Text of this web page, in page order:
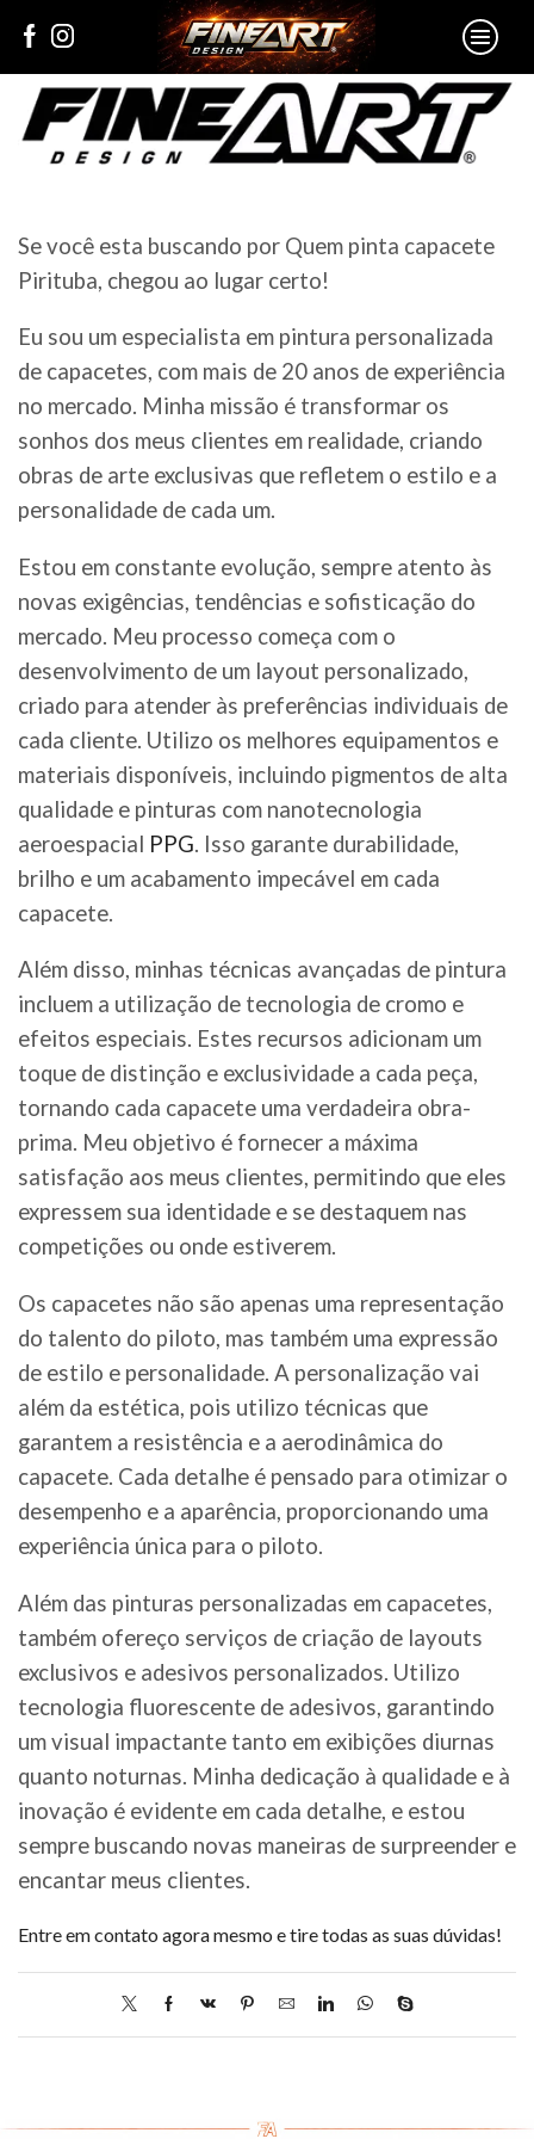
Se você esta buscando por Quem pinta capacete
Pirituba, chegou ao lugar certo!
Eu sou um especialista em pintura personalizada
de capacetes, com mais de 20 anos de experiência
no mercado. Minha missão é transformar os
sonhos dos meus clientes em realidade, criando
obras de arte exclusivas que refletem o estilo e a
personalidade de cada um.
Estou em constante evolução, sempre atento às
novas exigências, tendências e sofisticação do
mercado. Meu processo começa com o
desenvolvimento de um layout personalizado,
criado para atender às preferências individuais de
cada cliente. Utilizo os melhores equipamentos e
materiais disponíveis, incluindo pigmentos de alta
qualidade e pinturas com nanotecnologia
aeroespacial PPG. Isso garante durabilidade,
brilho e um acabamento impecável em cada
capacete.
Além disso, minhas técnicas avançadas de pintura
incluem a utilização de tecnologia de cromo e
efeitos especiais. Estes recursos adicionam um
toque de distinção e exclusividade a cada peça,
tornando cada capacete uma verdadeira obra-
prima. Meu objetivo é fornecer a máxima
satisfação aos meus clientes, permitindo que eles
expressem sua identidade e se destaquem nas
competições ou onde estiverem.
Os capacetes não são apenas uma representação
do talento do piloto, mas também uma expressão
de estilo e personalidade. A personalização vai
além da estética, pois utilizo técnicas que
garantem a resistência e a aerodinâmica do
capacete. Cada detalhe é pensado para otimizar o
desempenho e a aparência, proporcionando uma
experiência única para o piloto.
Além das pinturas personalizadas em capacetes,
também ofereço serviços de criação de layouts
exclusivos e adesivos personalizados. Utilizo
tecnologia fluorescente de adesivos, garantindo
um visual impactante tanto em exibições diurnas
quanto noturnas. Minha dedicação à qualidade e à
inovação é evidente em cada detalhe, e estou
sempre buscando novas maneiras de surpreender e
encantar meus clientes.
Entre em contato agora mesmo e tire todas as suas dúvidas!